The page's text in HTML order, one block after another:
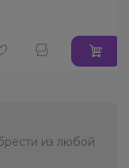
из любой